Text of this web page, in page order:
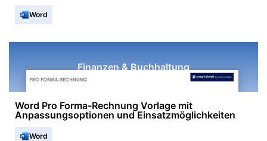
Word
Finanzen & Buchhaltung
Word Pro Forma-Rechnung Vorlage mit
Anpassungsoptionen und Einsatzmöglichkeiten
Word